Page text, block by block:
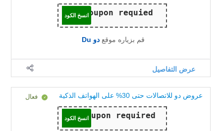
انسخ الكود
قم بزياره موقعدو Du
عرض التفاصيل
عروض دو للاتصالات حتى 30% على الهواتف الذكية فعال
انسخ الكود